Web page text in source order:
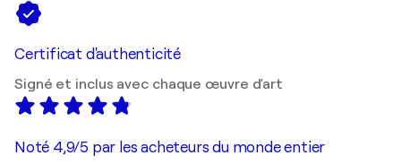
Certificat d'authenticité
Signé et inclus avec chaque œuvre d'art
Noté 4,9/5 par les acheteurs du monde entier